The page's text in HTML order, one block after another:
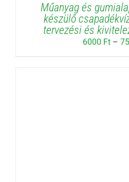
Műanyag és
készülő
tervezési és
6000 Ft –